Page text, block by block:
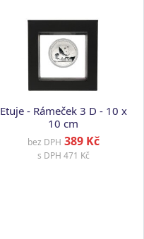
Etuje - Rámeček 3 D - 10 x
10 cm
bez DPH 389 Kč
s DPH 471 Kč